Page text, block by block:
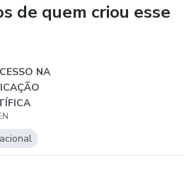
de quem criou esse
NA